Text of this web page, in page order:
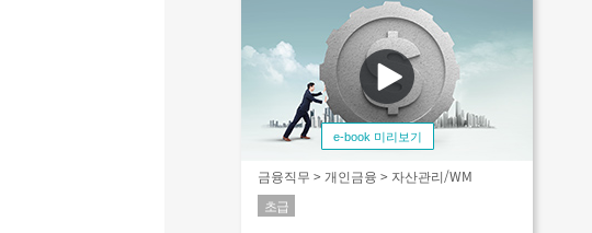
Egg&Apple
e-book 미리보기
금융직무 > 개인금융 > 자산관리/WM
초급